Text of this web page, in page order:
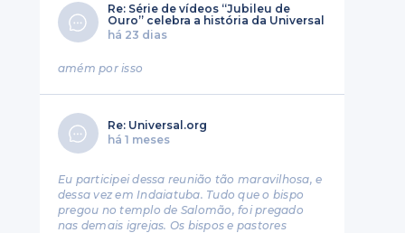
Re: Série de vídeos “Jubileu de
Ouro” celebra a história da Universal
há 23 dias
amém por isso
Re: Universal.org
há 1 meses
Eu participei dessa reunião tão maravilhosa, e
dessa vez em Indaiatuba. Tudo que o bispo
pregou no templo de Salomão, foi pregado
nas demais igrejas. Os bispos e pastores